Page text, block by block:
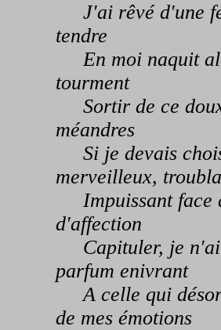
J'ai rêvé d'une
tendre
En moi naquit
tourment
Sortir de ce
méandres
Si je devais
merveilleux,
Impuissant face
d'affection
Capituler, je n'ai
parfum enivrant
A celle qui
de mes émotions